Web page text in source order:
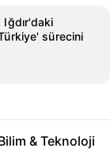
Iğdır'daki
sürecini
& Teknoloji